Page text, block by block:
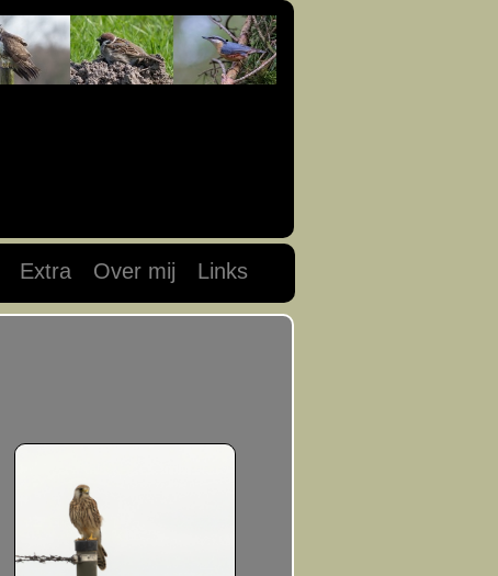
Extra Over mij Links